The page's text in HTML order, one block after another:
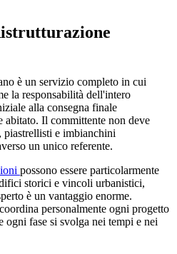
è un servizio completo in cui
la responsabilità dell'intero
alla consegna finale
abitato. Il committente non deve
e imbianchini
un unico referente.
possono essere particolarmente
storici e vincoli urbanistici,
è un vantaggio enorme.
personalmente ogni progetto
ogni fase si svolga nei tempi e nei